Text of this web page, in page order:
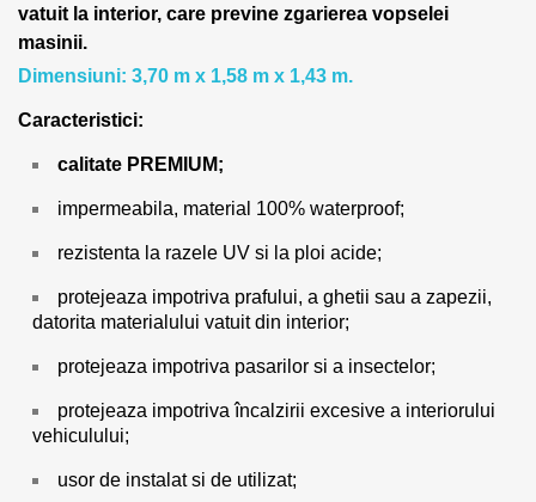
vatuit la interior, care previne zgarierea vopselei
masinii.
Dimensiuni: 3,70 m x 1,58 m x 1,43 m.
Caracteristici:
calitate PREMIUM;
impermeabila, material 100% waterproof;
rezistenta la razele UV si la ploi acide;
protejeaza impotriva prafului, a ghetii sau a zapezii,
datorita materialului vatuit din interior;
protejeaza impotriva pasarilor si a insectelor;
protejeaza impotriva încalzirii excesive a interiorului
vehiculului;
usor de instalat si de utilizat;